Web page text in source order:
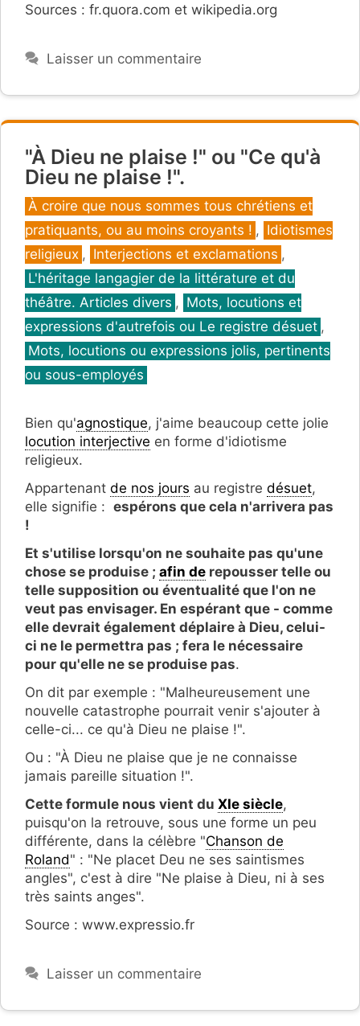
Sources : fr.quora.com et wikipedia.org
Laisser un commentaire
"À Dieu ne plaise !" ou "Ce qu'à
Dieu ne plaise !".
Catégories
À croire que nous sommes tous chrétiens et
pratiquants, ou au moins croyants ! , Idiotismes
religieux , Interjections et exclamations ,
L'héritage langagier de la littérature et du
théâtre. Articles divers , Mots, locutions et
expressions d'autrefois ou Le registre désuet ,
Mots, locutions ou expressions jolis, pertinents
ou sous-employés
Bien qu'agnostique, j'aime beaucoup cette jolie
locution interjective en forme d'idiotisme
religieux.
Appartenant de nos jours au registre désuet,
elle signifie : espérons que cela n'arrivera pas
!
Et s'utilise lorsqu'on ne souhaite pas qu'une
chose se produise ; afin de repousser telle ou
telle supposition ou éventualité que l'on ne
veut pas envisager. En espérant que - comme
elle devrait également déplaire à Dieu, celui-
ci ne le permettra pas ; fera le nécessaire
pour qu'elle ne se produise pas.
On dit par exemple : "Malheureusement une
nouvelle catastrophe pourrait venir s'ajouter à
celle-ci... ce qu'à Dieu ne plaise !".
Ou : "À Dieu ne plaise que je ne connaisse
jamais pareille situation !".
Cette formule nous vient du XIe siècle,
puisqu'on la retrouve, sous une forme un peu
différente, dans la célèbre "Chanson de
Roland" : "Ne placet Deu ne ses saintismes
angles", c'est à dire "Ne plaise à Dieu, ni à ses
très saints anges".
Source : www.expressio.fr
Laisser un commentaire